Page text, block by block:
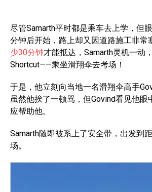
尽管Samarth平时都是乘车去上学，但
分钟后开始，路上却又因道路施工非常
少30分钟才能抵达，Samarth灵机一动
Shortcut——乘坐滑翔伞去考场！
于是，他立刻向当地一名滑翔伞高手
虽然他挨了一顿骂，但Govind看见他眼
应帮助他。
Samarth随即被系上了安全带，出发到
场。